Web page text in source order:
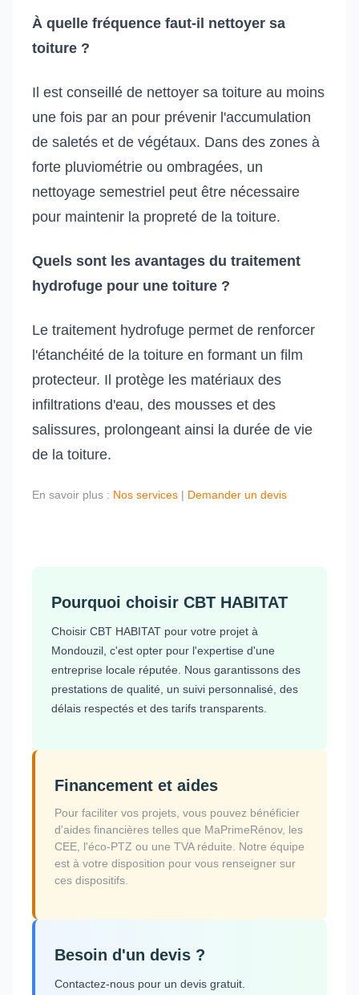
À quelle fréquence faut-il nettoyer sa
toiture ?
Il est conseillé de nettoyer sa toiture au moins
une fois par an pour prévenir l'accumulation
de saletés et de végétaux. Dans des zones à
forte pluviométrie ou ombragées, un
nettoyage semestriel peut être nécessaire
pour maintenir la propreté de la toiture.
Quels sont les avantages du traitement
hydrofuge pour une toiture ?
Le traitement hydrofuge permet de renforcer
l'étanchéité de la toiture en formant un film
protecteur. Il protège les matériaux des
infiltrations d'eau, des mousses et des
salissures, prolongeant ainsi la durée de vie
de la toiture.
En savoir plus : Nos services | Demander un devis
Pourquoi choisir CBT HABITAT
Choisir CBT HABITAT pour votre projet à
Mondouzil, c'est opter pour l'expertise d'une
entreprise locale réputée. Nous garantissons des
prestations de qualité, un suivi personnalisé, des
délais respectés et des tarifs transparents.
Financement et aides
Pour faciliter vos projets, vous pouvez bénéficier
d'aides financières telles que MaPrimeRénov, les
CEE, l'éco-PTZ ou une TVA réduite. Notre équipe
est à votre disposition pour vous renseigner sur
ces dispositifs.
Besoin d'un devis ?
Contactez-nous pour un devis gratuit.